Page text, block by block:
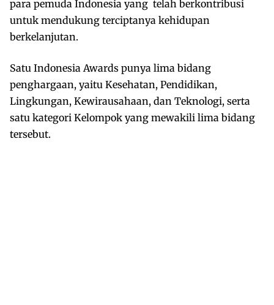
para pemuda Indonesia yang telah berkontribusi
untuk mendukung terciptanya kehidupan
berkelanjutan.
Satu Indonesia Awards punya lima bidang
penghargaan, yaitu Kesehatan, Pendidikan,
Lingkungan, Kewirausahaan, dan Teknologi, serta
satu kategori Kelompok yang mewakili lima bidang
tersebut.